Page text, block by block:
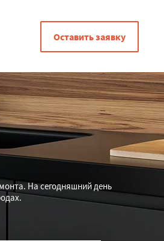
Оставить заявку
На сегодняшний день